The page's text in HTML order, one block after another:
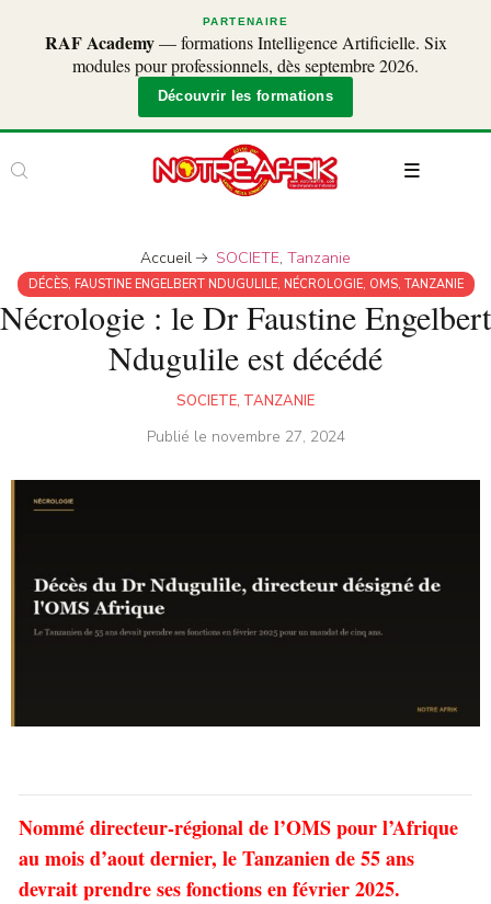
PARTENAIRE
RAF Academy— formations Intelligence Artificielle. Six
modules pour professionnels, dès septembre 2026.
Découvrir les formations
Accueil SOCIETE,Tanzanie
DÉCÈS, FAUSTINE ENGELBERT NDUGULILE, NÉCROLOGIE, OMS, TANZANIE
Nécrologie : le Dr Faustine Engelbert
Ndugulile est décédé
SOCIETE, TANZANIE
Publié le novembre 27, 2024
Nommé directeur-régional de l’OMS pour l’Afrique
au mois d’aout dernier, le Tanzanien de 55 ans
devrait prendre ses fonctions en février 2025.